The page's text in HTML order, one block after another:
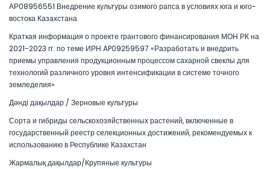
АР08956551 Внедрение культуры озимого рапса в условиях юга и юго-
востока Казахстана
Краткая информация о проекте грантового финансирования МОН РК на
2021-2023 гг. по теме ИРН AP09259597 «Разработать и внедрить
приемы управления продукционным процессом сахарной свеклы для
технологий различного уровня интенсификации в системе точного
земледелия»
Дәнді дақылдар / Зерновые культуры
Сорта и гибриды сельскохозяйственных растений, включенные в
государственный реестр селекционных достижений, рекомендуемых к
использованию в Республике Казахстан
Жармалық дақылдар/Крупяные культуры